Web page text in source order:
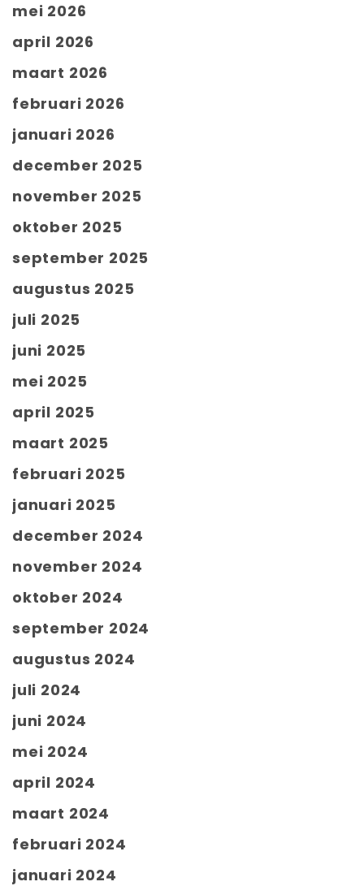
mei 2026
april 2026
maart 2026
februari 2026
januari 2026
december 2025
november 2025
oktober 2025
september 2025
augustus 2025
juli 2025
juni 2025
mei 2025
april 2025
maart 2025
februari 2025
januari 2025
december 2024
november 2024
oktober 2024
september 2024
augustus 2024
juli 2024
juni 2024
mei 2024
april 2024
maart 2024
februari 2024
januari 2024